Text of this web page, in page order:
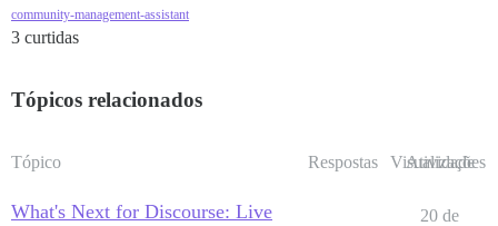
community-management-assistant
3 curtidas
Tópicos relacionados
Tópico Respostas Visualizações
Atividade
What's Next for Discourse: Live
20 de